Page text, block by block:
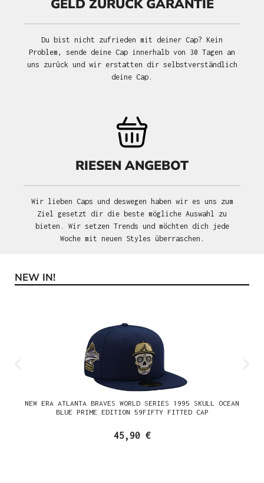
GELD ZURÜCK GARANTIE
Du bist nicht zufrieden mit deiner Cap? Kein
Problem, sende deine Cap innerhalb von 30 Tagen an
uns zurück und wir erstatten dir selbstverständlich
deine Cap.
RIESEN ANGEBOT
Wir lieben Caps und deswegen haben wir es uns zum
Ziel gesetzt dir die beste mögliche Auswahl zu
bieten. Wir setzen Trends und möchten dich jede
Woche mit neuen Styles überraschen.
Produktgalerie überspringen
NEW IN!
NEW ERA ATLANTA BRAVES WORLD SERIES 1995 SKULL OCEAN
BLUE PRIME EDITION 59FIFTY FITTED CAP
45,90 €